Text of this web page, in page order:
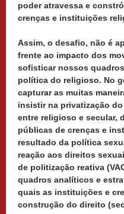
poder atravessa e
crenças e instituições
Assim, o desafio, não é
frente ao impacto dos
sofisticar nossos
política do religioso. No
capturar as muitas
insistir na privatização
entre religioso e secular,
públicas de crenças e
resultado da política
reação aos direitos
de politização reativa
quadros analíticos e
quais as instituições e
construção do direito